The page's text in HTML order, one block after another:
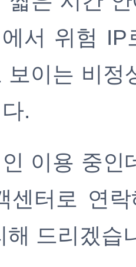
에서 위험
보이는 비정
.
이용 중인
센터로 연
해 드리겠습